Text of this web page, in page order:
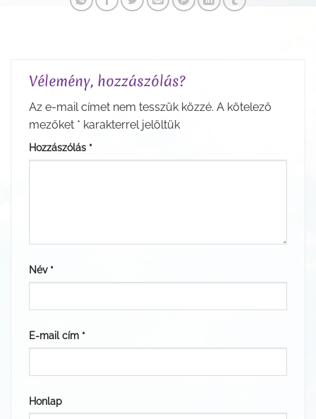
Vélemény, hozzászólás?
Az e-mail címet nem tesszük közzé. A kötelező
mezőket * karakterrel jelöltük
Hozzászólás *
Név *
E-mail cím *
Honlap